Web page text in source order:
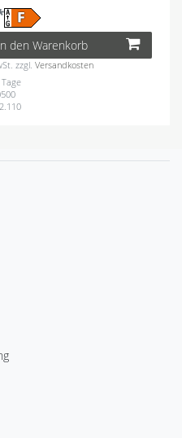
den Warenkorb
zzgl.Versandkosten